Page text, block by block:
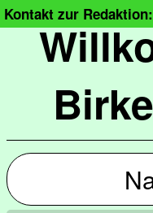
Kontakt zur